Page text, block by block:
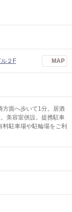
２F MAP
方面へ歩いて1分。居酒
美容室併設。提携駐車
駐車場や駐輪場をご利